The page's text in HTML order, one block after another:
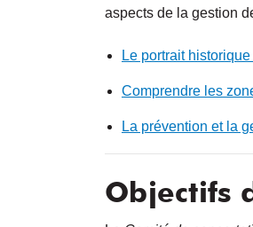
aspects de la gestion
Le portrait
Comprendre les
La prévention et la
Objectifs